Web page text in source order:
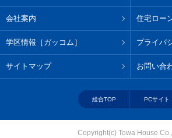
会社案内 住宅ロー
学区情報［ガッコム］ プライバ
サイトマップ お問い合
総合TOP PCサイト
Copyright(c) Towa House